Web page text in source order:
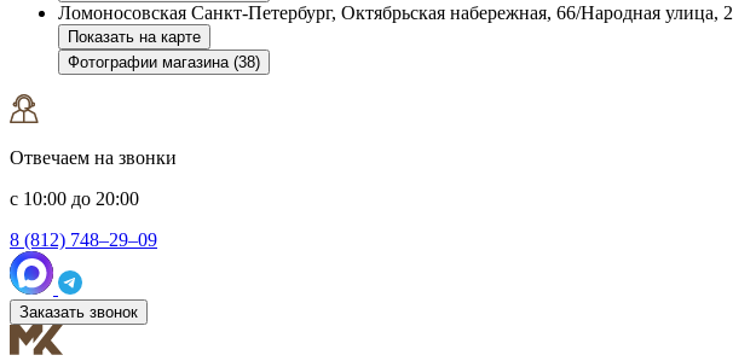
Ломоносовская Санкт-Петербург, Октябрьская набережная, 66/Народная улица, 2
Показать на карте
Фотографии магазина (38)
Отвечаем на звонки
с 10:00 до 20:00
8 (812) 748–29–09
Заказать звонок